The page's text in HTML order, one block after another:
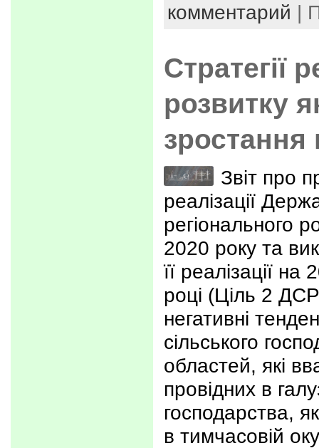
комментарий |
Стратегії
розвитку
зростання
Звіт про
реалізації
регіонального
2020 року та
її реалізації
році (Ціль 2
негативні
сільського
областей, які
провідних в
господарства,
в тимчасовій